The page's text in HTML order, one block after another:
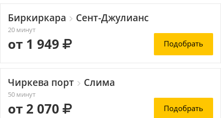
Биркиркара Сент-Джулианс
20 минут
от 1 949 Подобрать
Чиркева порт Слима
50 минут
от 2 070 Подобрать